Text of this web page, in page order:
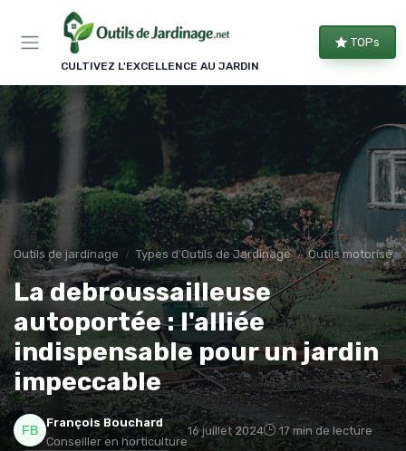
CULTIVEZ L'EXCELLENCE AU JARDIN
TOPs
Outils de jardinage Types d'Outils de Jardinage Outils motorisés
La debroussailleuse
autoportée : l'alliée
indispensable pour un jardin
impeccable
François Bouchard
Conseiller en horticulture
16 juillet 2024 17 min de lecture
Panneau de gestion des cookies